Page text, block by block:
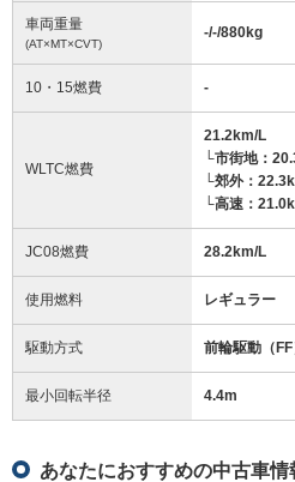
車両重量
(AT×MT×CVT)
-/-/880kg
10・15燃費 -
WLTC燃費
21.2km/L
└市街地：
└郊外：
└高速：
JC08燃費 28.2km/L
使用燃料 レギュラー
駆動方式 前輪駆動（FF
最小回転半径 4.4m
あなたにおすすめの中古車情